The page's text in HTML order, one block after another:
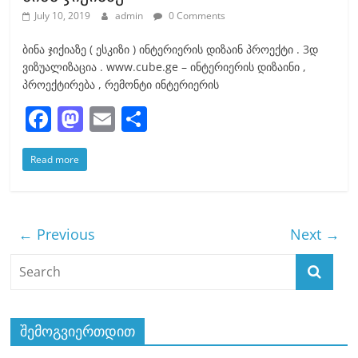
July 10, 2019 admin 0 Comments
ბინა ჯიქიაზე ( ესკიზი ) ინტერიერის დიზაინ პროექტი . 3დ
ვიზუალიზაცია . www.cube.ge – ინტერიერის დიზაინი ,
პროექტირება , რემონტი ინტერიერის
F
a
c
b
o
o
M
a
st
o
E
Read more
← Previous Next →
შემოგვიერთდით